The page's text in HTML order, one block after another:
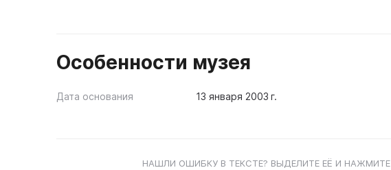
Особенности музея
Дата основания 13 января 2003 г.
НАШЛИ ОШИБКУ В ТЕКСТЕ? ВЫДЕЛИТЕ ЕЁ И НАЖМИТЕ